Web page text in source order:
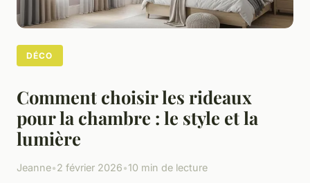
DÉCO
Comment choisir les rideaux
pour la chambre : le style et la
lumière
Jeanne•2 février 2026•10 min de lecture